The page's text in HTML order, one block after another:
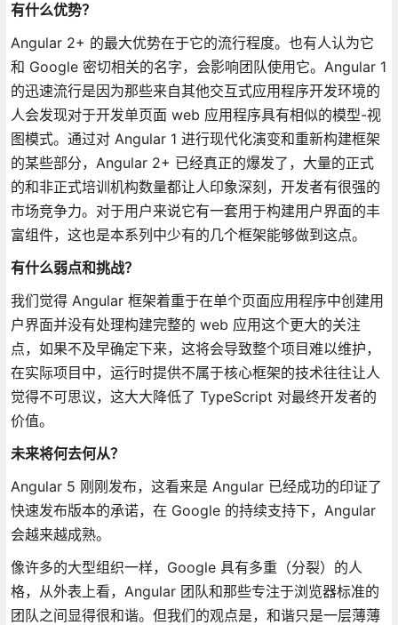
有什么优势？
Angular 2+ 的最大优势在于它的流行程度。也有人认为它
和 Google 密切相关的名字，会影响团队使用它。Angular 1
的迅速流行是因为那些来自其他交互式应用程序开发环境的
人会发现对于开发单页面 web 应用程序具有相似的模型-视
图模式。通过对 Angular 1 进行现代化演变和重新构建框架
的某些部分，Angular 2+ 已经真正的爆发了，大量的正式
的和非正式培训机构数量都让人印象深刻，开发者有很强的
市场竞争力。对于用户来说它有一套用于构建用户界面的丰
富组件，这也是本系列中少有的几个框架能够做到这点。
有什么弱点和挑战？
我们觉得 Angular 框架着重于在单个页面应用程序中创建用
户界面并没有处理构建完整的 web 应用这个更大的关注
点，如果不及早确定下来，这将会导致整个项目难以维护，
在实际项目中，运行时提供不属于核心框架的技术往往让人
觉得不可思议，这大大降低了 TypeScript 对最终开发者的
价值。
未来将何去何从？
Angular 5 刚刚发布，这看来是 Angular 已经成功的印证了
快速发布版本的承诺，在 Google 的持续支持下，Angular
会越来越成熟。
像许多的大型组织一样，Google 具有多重（分裂）的人
格，从外表上看，Angular 团队和那些专注于浏览器标准的
团队之间显得很和谐。但我们的观点是，和谐只是一层薄薄